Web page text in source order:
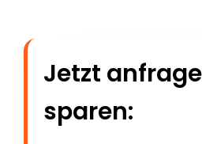
Jetzt
sparen: